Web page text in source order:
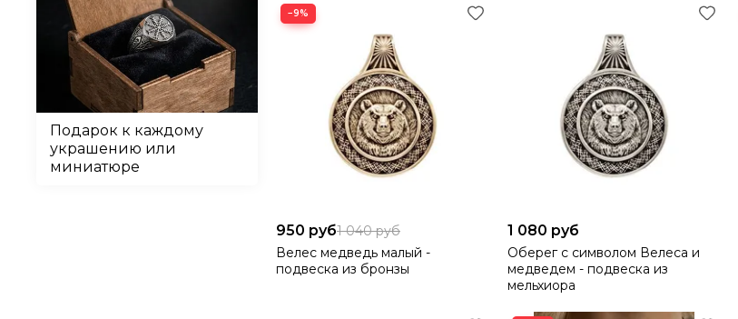
−9%
950 руб1 040 руб
Велес медведь малый -
подвеска из бронзы
1 080 руб
Оберег с символом Велеса и
медведем - подвеска из
мельхиора
Подарок к каждому
украшению или
миниатюре